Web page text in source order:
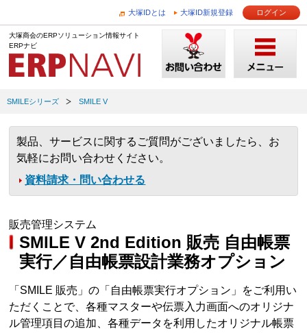
大塚IDとは 大塚ID新規登録 ログイン
大塚商会のERPソリューション情報サイト
ERPナビ
SMILEシリーズ SMILE V
製品、サービスに関するご質問がございましたら、お
気軽にお問い合わせください。
資料請求・問い合わせる
販売管理システム
SMILE V 2nd Edition 販売 自由帳票
実行／自由帳票設計業務オプション
「SMILE 販売」の「自由帳票実行オプション」をご利用い
ただくことで、各種マスターや伝票入力画面へのオリジナ
ル管理項目の追加、各種データを利用したオリジナル帳票